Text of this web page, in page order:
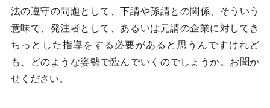
法の遵守の問題として、下請や孫請との関係、そういう
意味で、発注者として、あるいは元請の企業に対してき
ちっとした指導をする必要があると思うんですけれど
も、どのような姿勢で臨んでいくのでしょうか。お聞か
せください。